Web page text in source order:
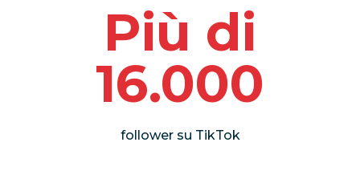
Più di
16.000
follower su TikTok